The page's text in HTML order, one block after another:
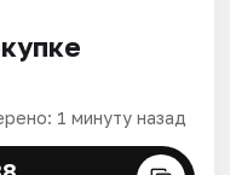
1 минуту назад